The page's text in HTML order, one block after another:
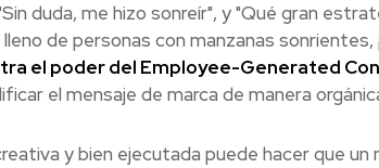
duda, me hizo sonreír", y "Qué gran
de personas con manzanas sonrientes,
el poder del Employee-Generated
el mensaje de marca de manera
y bien ejecutada puede hacer que un